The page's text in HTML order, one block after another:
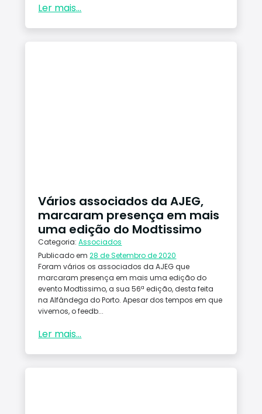
Ler mais...
Vários associados da AJEG,
marcaram presença em mais
uma edição do Modtissimo
Categoria:Associados
Publicado em28 de Setembro de 2020
Foram vários os associados da AJEG que
marcaram presença em mais uma edição do
evento Modtissimo, a sua 56ª edição, desta feita
na Alfândega do Porto. Apesar dos tempos em que
vivemos, o feedb...
Ler mais...